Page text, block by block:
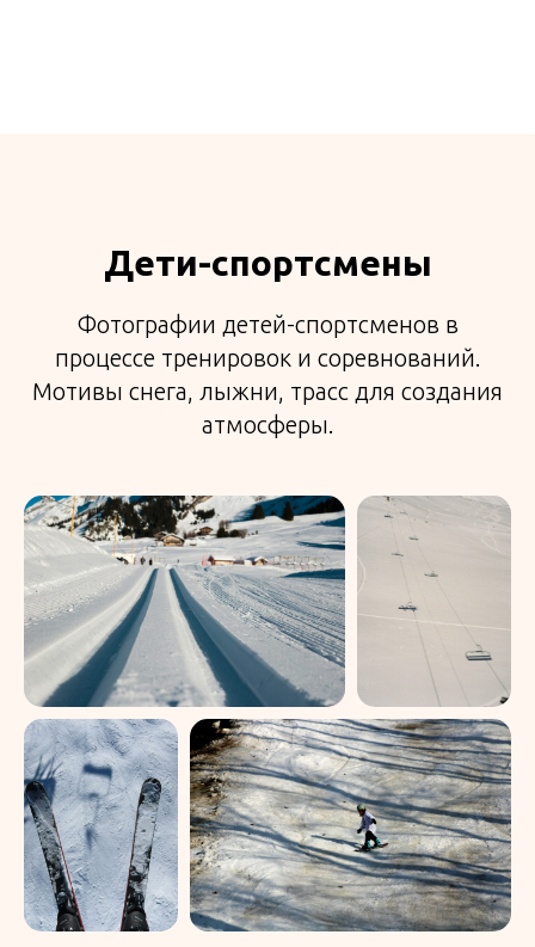
Дети-спортсмены
Фотографии детей-спортсменов в
процессе тренировок и соревнований.
Мотивы снега, лыжни, трасс для создания
атмосферы.